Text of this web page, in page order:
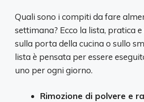
Quali sono i compiti da fare
settimana? Ecco la lista, pratica
sulla porta della cucina o sullo
lista è pensata per essere
uno per ogni giorno.
Rimozione di polvere e